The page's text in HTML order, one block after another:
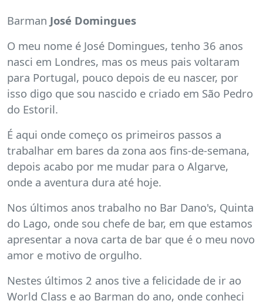
Barman José Domingues
O meu nome é José Domingues, tenho 36 anos
nasci em Londres, mas os meus pais voltaram
para Portugal, pouco depois de eu nascer, por
isso digo que sou nascido e criado em São Pedro
do Estoril.
É aqui onde começo os primeiros passos a
trabalhar em bares da zona aos fins-de-semana,
depois acabo por me mudar para o Algarve,
onde a aventura dura até hoje.
Nos últimos anos trabalho no Bar Dano's, Quinta
do Lago, onde sou chefe de bar, em que estamos
apresentar a nova carta de bar que é o meu novo
amor e motivo de orgulho.
Nestes últimos 2 anos tive a felicidade de ir ao
World Class e ao Barman do ano, onde conheci